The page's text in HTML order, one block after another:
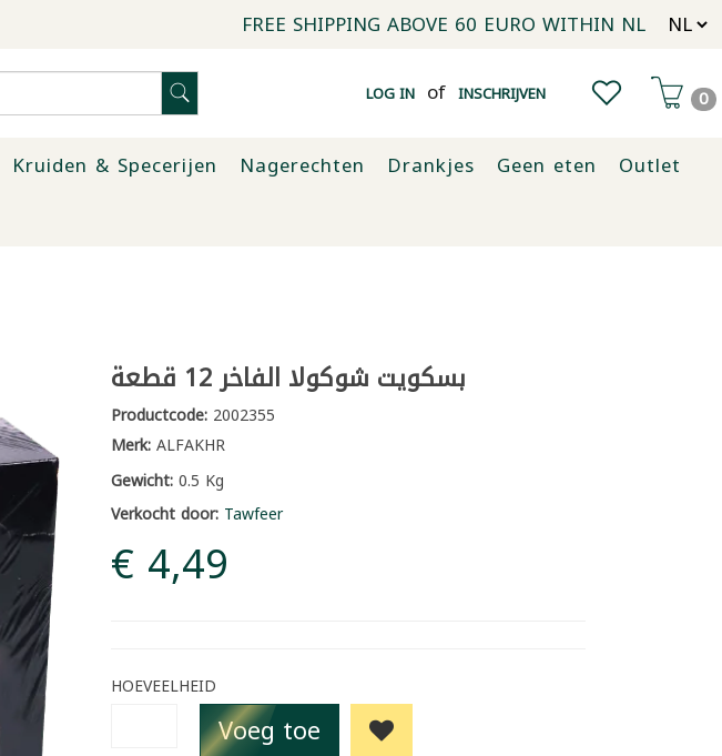
FREE SHIPPING ABOVE 60 EURO WITHIN NL
LOG IN of INSCHRIJVEN 0
Kruiden & Specerijen Nagerechten Drankjes Geen eten
Outlet
بسكويت شوكولا الفاخر 12 قطعة
Productcode:2002355
Merk:ALFAKHR
Gewicht:0.5 Kg
Verkocht door: Tawfeer
€ 4,49
HOEVEELHEID
Voeg toe